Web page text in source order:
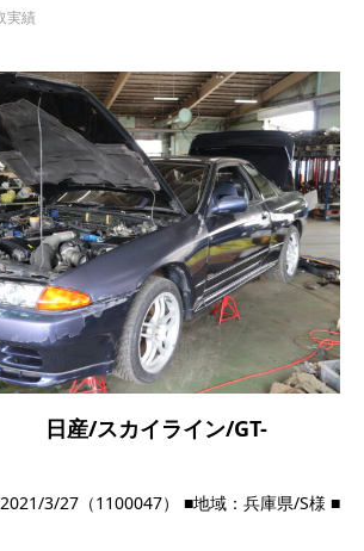
実績
産/スカイライン/GT-
3/27（1100047） ■地域：兵庫県/S様 ■